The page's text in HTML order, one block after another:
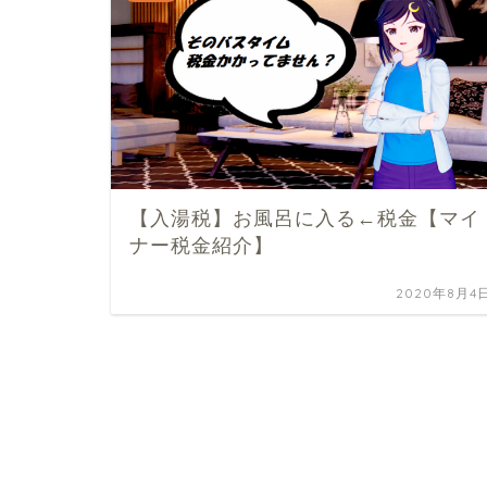
【入湯税】お風呂に入る←税金【マイ
ナー税金紹介】
2020年8月4